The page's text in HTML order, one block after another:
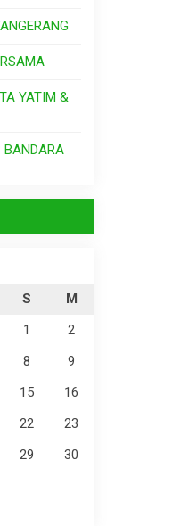
YATIM &
BANDARA
S
M
1
2
8
9
15
16
22
23
29
30